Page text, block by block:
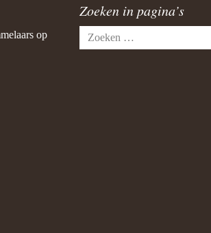
op
Zoeken in pagina’s
Zoeken
naar: